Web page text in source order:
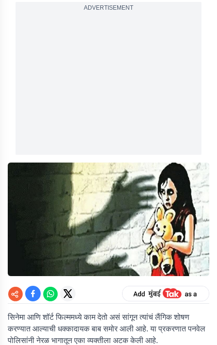
ADVERTISEMENT
सिनेमा आणि शॉर्ट फिल्ममध्ये काम देतो असं सांगून त्यांचं लैंगिक शोषण
करण्यात आल्याची धक्कादायक बाब समोर आली आहे. या प्रकरणात पनवेल
पोलिसांनी नेरळ भागातून एका व्यक्तीला अटक केली आहे.